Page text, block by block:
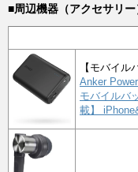
■周辺機器（アクセサリー
【モバイル
Anker
モバイルバ
載】